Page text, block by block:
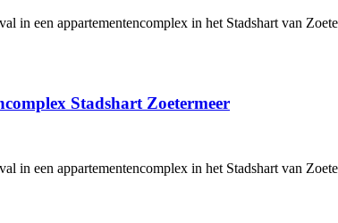
in een appartementencomplex in het Stadshart van
Stadshart Zoetermeer
in een appartementencomplex in het Stadshart van